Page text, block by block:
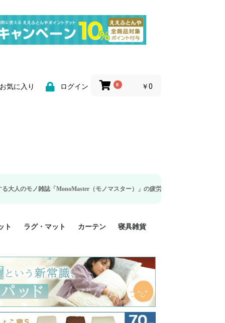
気に入り ログイン 0 ￥0
「MonoMaster（モノマスター）」の疲労回復・睡眠の向上特集に当社のリカバ
掛け布団カバー
掛け布団カバー
ロング 掛け布団
ル 掛け布団カバ
掛け布団カバー
ング 掛け布団カ
掛け布団カバー
け布団カバー
敷布団カバー
グル 敷布団カバ
敷布団カバー
ロング 敷布団カ
敷布団カバー
枕カバー
枕カバー
枕カバー
枕カバー
BOXシーツ
ロング BOXシー
ル BOXシーツ
BOXシーツ
ロング BOXシー
点セット
点セット
ト
ズ
イズ
サイズ
ズ
100%
ラグ・マット カーテン
既成カーテンのサイズ
遮光カーテン
レース・シアーカーテン
Disney ディズニーカーテ
ン
MOOMIN ムーミンカーテ
ン
PEANUTS ピーナツカー
テン (SNOOPY スヌーピ
ー)
寝具雑貨
美容・化粧品
シルク寝具・雑貨
HURONテクノロジー リ
カバリー寝具
ソファカバー
ひざ掛け
パジャマ
クッション
玄関・フロアーマット
ペット用ベッド
インテリア
その他寝具雑貨